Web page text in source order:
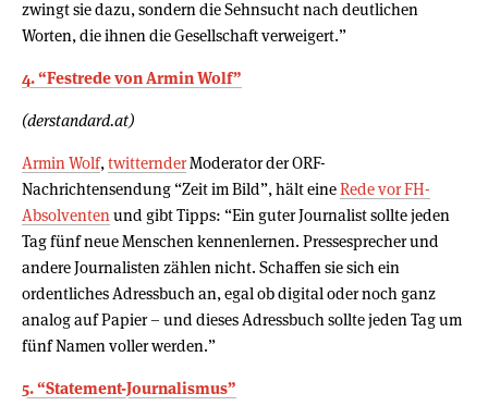
zwingt sie dazu, sondern die Sehnsucht nach deutlichen
Worten, die ihnen die Gesellschaft verweigert.”
4. “Festrede von Armin Wolf”
(derstandard.at)
Armin Wolf, twitternderModerator der ORF-
Nachrichtensendung “Zeit im Bild”, hält eineRede vor FH-
Absolventen und gibt Tipps: “Ein guter Journalist sollte jeden
Tag fünf neue Menschen kennenlernen. Pressesprecher und
andere Journalisten zählen nicht. Schaffen sie sich ein
ordentliches Adressbuch an, egal ob digital oder noch ganz
analog auf Papier – und dieses Adressbuch sollte jeden Tag um
fünf Namen voller werden.”
5. “Statement-Journalismus”